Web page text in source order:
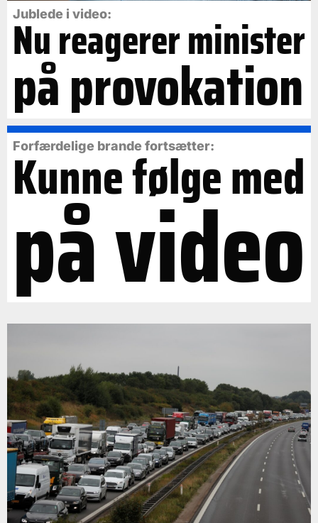
Jublede i video:
Nu reagerer minister
på provokation
Forfærdelige brande fortsætter:
Kunne følge med
på video